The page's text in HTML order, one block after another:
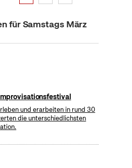
für Samstags März
und erarbeiten in rund 30
die unterschiedlichsten